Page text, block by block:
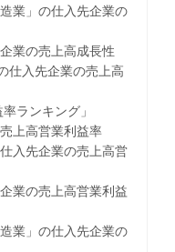
業」の仕入先企業の
業の売上高成長性
入先企業の売上高
ランキング」
上高営業利益率
入先企業の売上高営
の売上高営業利益
業」の仕入先企業の